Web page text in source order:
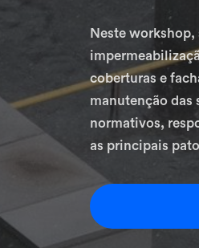
Neste
coberturas e
manutenção das
normativos,
as principais